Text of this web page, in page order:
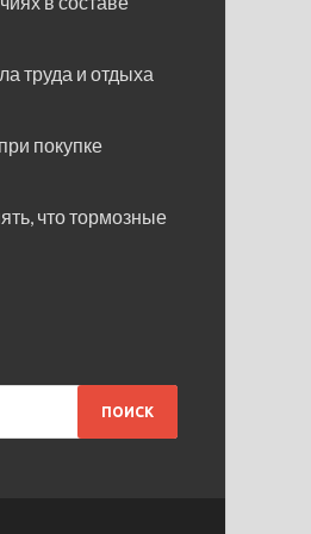
труда и отдыха
покупке
что тормозные